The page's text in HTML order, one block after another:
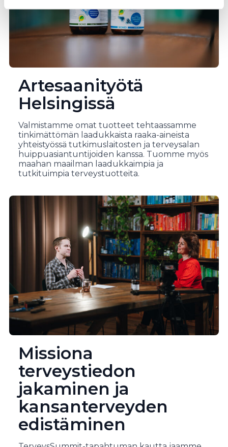
Artesaanityötä
Helsingissä
Valmistamme omat tuotteet tehtaassamme
tinkimättömän laadukkaista raaka-aineista
yhteistyössä tutkimuslaitosten ja terveysalan
huippuasiantuntijoiden kanssa. Tuomme myös
maahan maailman laadukkaimpia ja
tutkituimpia terveystuotteita.
Missiona
terveystiedon
jakaminen ja
kansanterveyden
edistäminen